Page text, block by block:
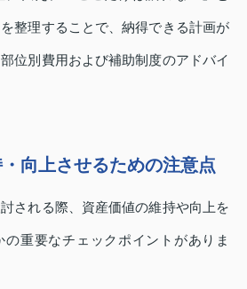
を整理することで、納得できる計画が
位別費用および補助制度のアドバイ
向上させるための注意点
される際、資産価値の維持や向上を
の重要なチェックポイントがありま